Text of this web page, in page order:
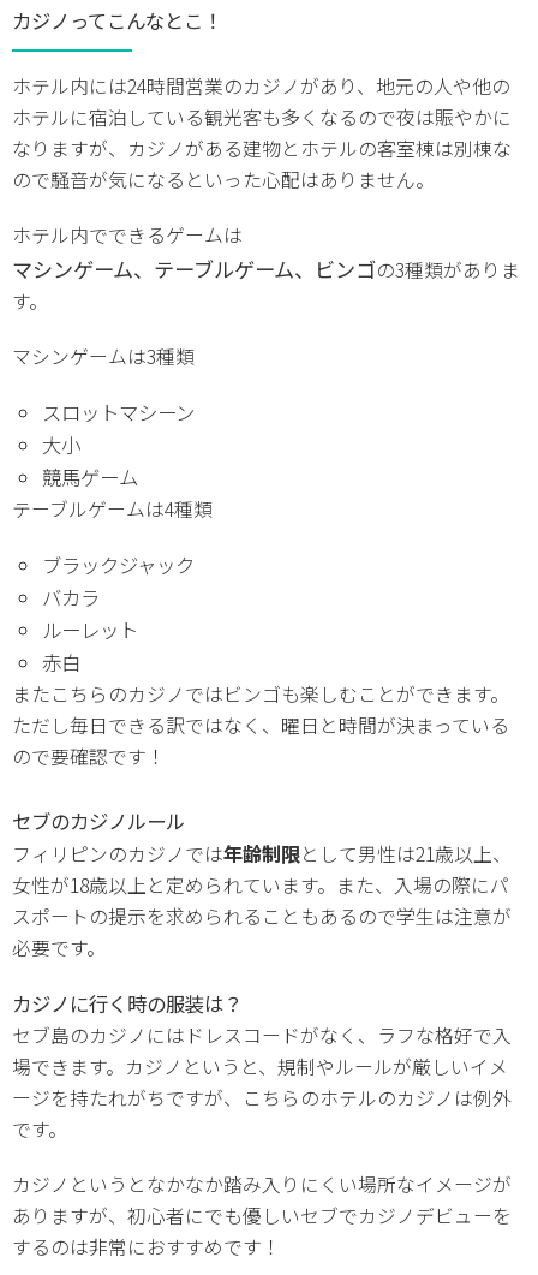
カジノってこんなとこ！
ホテル内には24時間営業のカジノがあり、地元の人や他の
ホテルに宿泊している観光客も多くなるので夜は賑やかに
なりますが、カジノがある建物とホテルの客室棟は別棟な
ので騒音が気になるといった心配はありません。
ホテル内でできるゲームは
マシンゲーム、テーブルゲーム、ビンゴの3種類がありま
す。
マシンゲームは3種類
スロットマシーン
大小
競馬ゲーム
テーブルゲームは4種類
ブラックジャック
バカラ
ルーレット
赤白
またこちらのカジノではビンゴも楽しむことができます。
ただし毎日できる訳ではなく、曜日と時間が決まっている
ので要確認です！
セブのカジノルール
フィリピンのカジノでは年齢制限として男性は21歳以上、
女性が18歳以上と定められています。また、入場の際にパ
スポートの提示を求められることもあるので学生は注意が
必要です。
カジノに行く時の服装は？
セブ島のカジノにはドレスコードがなく、ラフな格好で入
場できます。カジノというと、規制やルールが厳しいイメ
ージを持たれがちですが、こちらのホテルのカジノは例外
です。
カジノというとなかなか踏み入りにくい場所なイメージが
ありますが、初心者にでも優しいセブでカジノデビューを
するのは非常におすすめです！